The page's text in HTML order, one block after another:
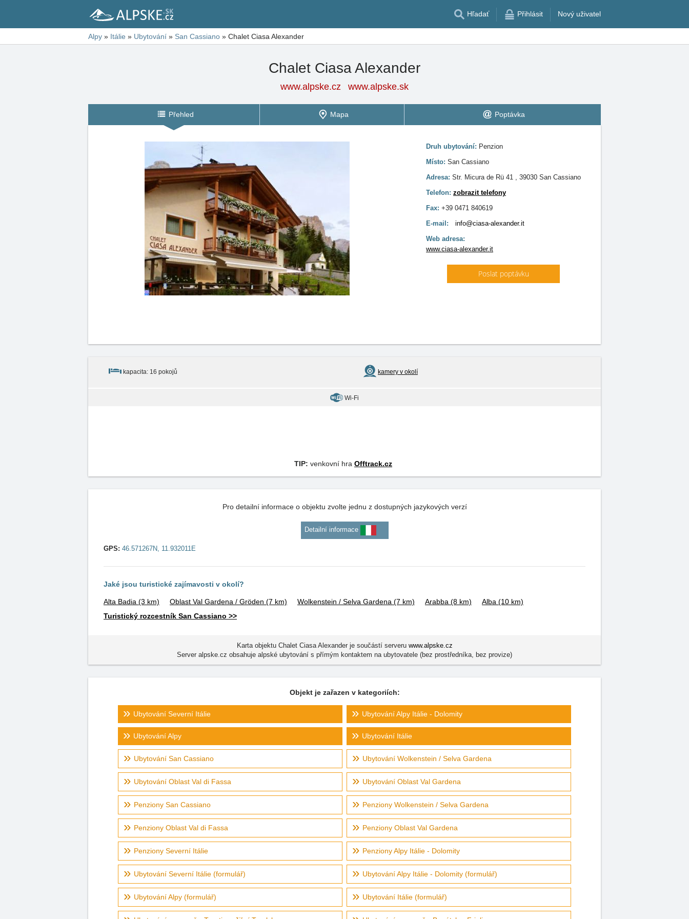
Hľadať Přihlásit Nový uživatel
Alpy » Itálie » Ubytování » San Cassiano » Chalet Ciasa Alexander
Chalet Ciasa Alexander
www.alpske.cz www.alpske.sk
Přehled Mapa Poptávka
Druh ubytování: Penzion
Místo: San Cassiano
Adresa: Str. Micura de Rü 41 , 39030 San Cassiano
Telefon: zobrazit telefony
Fax: +39 0471 840619
E-mail:
info@ciasa-alexander.it
Web adresa:
www.ciasa-alexander.it
Poslat poptávku
kapacita: 16 pokojů kamery v okolí
Wi-Fi
TIP: venkovní hra Offtrack.cz
Pro detailní informace o objektu zvolte jednu z dostupných jazykových verzí
Detailní informace
GPS: 46.571267N, 11.932011E
Jaké jsou turistické zajímavosti v okolí?
Alta Badia (3 km) Oblast Val Gardena / Gröden (7 km) Wolkenstein / Selva Gardena (7 km) Arabba (8 km) Alba (10 km)
Turistický rozcestník San Cassiano >>
Karta objektu Chalet Ciasa Alexander je součástí serveru www.alpske.cz
Server alpske.cz obsahuje alpské ubytování s přímým kontaktem na ubytovatele (bez prostředníka, bez provize)
Objekt je zařazen v kategoriích:
Ubytování Severní Itálie Ubytování Alpy Itálie - Dolomity
Ubytování Alpy Ubytování Itálie
Ubytování San Cassiano Ubytování Wolkenstein / Selva Gardena
Ubytování Oblast Val di Fassa Ubytování Oblast Val Gardena
Penziony San Cassiano Penziony Wolkenstein / Selva Gardena
Penziony Oblast Val di Fassa Penziony Oblast Val Gardena
Penziony Severní Itálie Penziony Alpy Itálie - Dolomity
Ubytování Severní Itálie (formulář) Ubytování Alpy Itálie - Dolomity (formulář)
Ubytování Alpy (formulář) Ubytování Itálie (formulář)